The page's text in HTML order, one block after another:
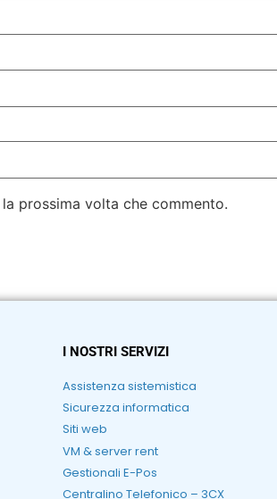
prossima volta che commento.
I NOSTRI SERVIZI
Assistenza sistemistica
Sicurezza informatica
Siti web
VM & server rent
Gestionali E-Pos
Centralino Telefonico – 3CX